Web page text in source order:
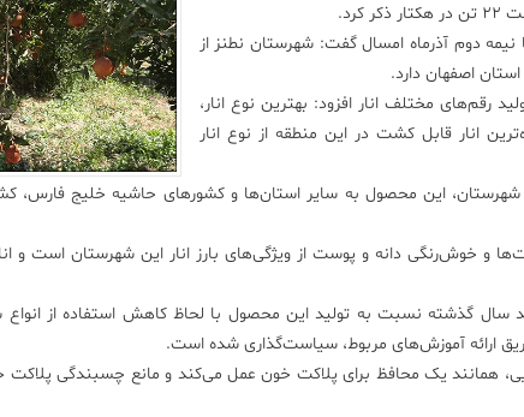
دوم آذرماه امسال گفت: شهرستان نطنز از
اصفهان دارد.
رقم‌های مختلف انار افزود: بهترین نوع انار،
انار قابل کشت در این منطقه از نوع انار
شهرستان، این محصول به سایر استان‌ها و کشورهای حاشیه خلیج فارس،
و خوش‌رنگی دانه و پوست از ویژگی‌های بارز انار این شهرستان است و
سال گذشته نسبت به تولید این محصول با لحاظ کاهش استفاده از انواع
ارائه آموزش‌های مربوط، سیاست‌گذاری شده است.
همانند یک محافظ برای پلاکت خون عمل می‌کند و مانع چسبندگی